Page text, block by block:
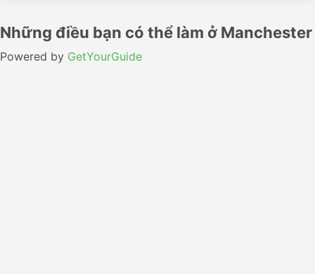
Những điều bạn có thể làm ở Manchester
Powered by GetYourGuide